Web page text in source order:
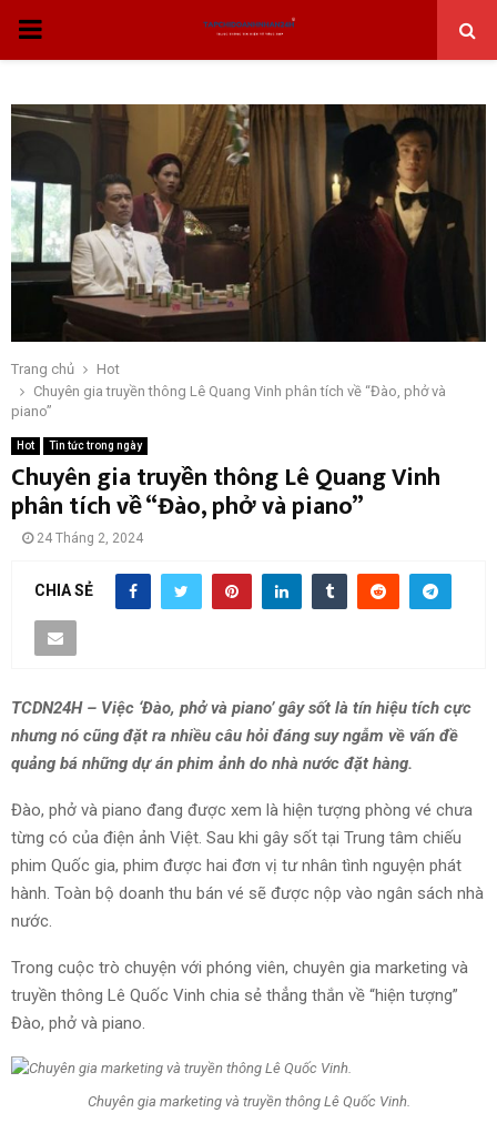
THỰC
CHÍNH
Trang chủ
Hot
Chuyên gia truyền thông Lê Quang Vinh phân tích về “Đào, phở và
piano”
Hot Tin tức trong ngày
Chuyên gia truyền thông Lê Quang Vinh
phân tích về “Đào, phở và piano”
24 Tháng 2, 2024
CHIA SẺ
TCDN24H – Việc ‘Đào, phở và piano’ gây sốt là tín hiệu tích cực
nhưng nó cũng đặt ra nhiều câu hỏi đáng suy ngẫm về vấn đề
quảng bá những dự án phim ảnh do nhà nước đặt hàng.
Đào, phở và piano đang được xem là hiện tượng phòng vé chưa
từng có của điện ảnh Việt. Sau khi gây sốt tại Trung tâm chiếu
phim Quốc gia, phim được hai đơn vị tư nhân tình nguyện phát
hành. Toàn bộ doanh thu bán vé sẽ được nộp vào ngân sách nhà
nước.
Trong cuộc trò chuyện với phóng viên, chuyên gia marketing và
truyền thông Lê Quốc Vinh chia sẻ thẳng thắn về “hiện tượng”
Đào, phở và piano.
Chuyên gia marketing và truyền thông Lê Quốc Vinh.